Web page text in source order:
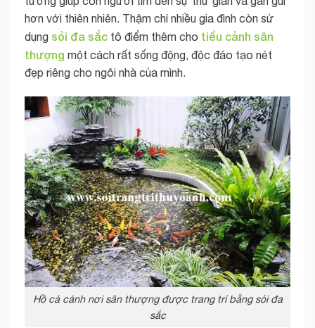
hơn với thiên nhiên. Thậm chí nhiều gia đình còn sử
dụng sỏi đa sắc tô điểm thêm cho tiểu cảnh sân
thượng một cách rất sống động, độc đáo tạo nét
đẹp riêng cho ngôi nhà của mình.
Hồ cá cảnh nơi sân thượng được trang trí bằng sỏi đa
sắc